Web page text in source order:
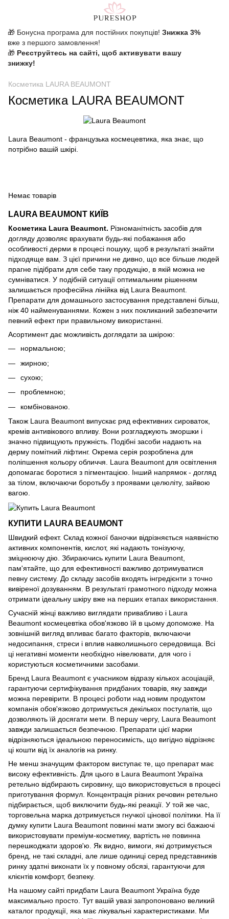
🎁 Бонусна програма для постійних покупців! Знижка 3%
вже з першого замовлення!
🎁 Реєструйтесь на сайті, щоб активувати вашу
знижку!
Косметика LAURA BEAUMONT
Косметика LAURA BEAUMONT
Laura Beaumont - французька космецевтика, яка знає, що
потрібно вашій шкірі.
Немає товарів
LAURA BEAUMONT КИЇВ
Косметика Laura Beaumont. Різноманітність засобів для
догляду дозволяє врахувати будь-які побажання або
особливості дерми в процесі пошуку, щоб в результаті знайти
підходяще вам. З цієї причини не дивно, що все більше людей
прагне підібрати для себе таку продукцію, в якій можна не
сумніватися. У подібній ситуації оптимальним рішенням
залишається професійна лінійка від Laura Beaumont.
Препарати для домашнього застосування представлені більш,
ніж 40 найменуваннями. Кожен з них покликаний забезпечити
певний ефект при правильному використанні.
Асортимент дає можливість доглядати за шкірою:
нормальною;
жирною;
сухою;
проблемною;
комбінованою.
Також Laura Beaumont випускає ряд ефективних сироваток,
кремів антивікового впливу. Вони розгладжують зморшки і
значно підвищують пружність. Подібні засоби надають на
дерму помітний ліфтинг. Окрема серія розроблена для
поліпшення кольору обличчя. Laura Beaumont для освітлення
допомагає боротися з пігментацією. Інший напрямок - догляд
за тілом, включаючи боротьбу з проявами целюліту, зайвою
вагою.
КУПИТИ LAURA BEAUMONT
Швидкий ефект. Склад кожної баночки відрізняється наявністю
активних компонентів, кислот, які надають тонізуючу,
зміцнюючу дію. Збираючись купити Laura Beaumont,
пам'ятайте, що для ефективності важливо дотримуватися
певну систему. До складу засобів входять інгредієнти з точно
вивіреної дозуванням. В результаті грамотного підходу можна
отримати ідеальну шкіру вже на перших етапах використання.
Сучасній жінці важливо виглядати привабливо і Laura
Beaumont космецевтіка обов'язково їй в цьому допоможе. На
зовнішній вигляд впливає багато факторів, включаючи
недосипання, стреси і вплив навколишнього середовища. Всі
ці негативні моменти необхідно нівелювати, для чого і
користуються косметичними засобами.
Бренд Laura Beaumont є учасником відразу кількох асоціацій,
гарантуючи сертифікування придбаних товарів, яку завжди
можна перевірити. В процесі роботи над новим продуктом
компанія обов'язково дотримується декількох постулатів, що
дозволяють їй досягати мети. В першу чергу, Laura Beaumont
завжди залишається безпечною. Препарати цієї марки
відрізняються ідеальною переносимість, що вигідно відрізняє
ці кошти від їх аналогів на ринку.
Не менш значущим фактором виступає те, що препарат має
високу ефективність. Для цього в Laura Beaumont Україна
ретельно відбирають сировину, що використовується в процесі
приготування формул. Концентрація різних речовин ретельно
підбирається, щоб виключити будь-які реакції. У той же час,
торговельна марка дотримується гнучкої цінової політики. На її
думку купити Laura Beaumont повинні мати змогу всі бажаючі
використовувати преміум-косметику, вартість не повинна
перешкоджати здоров'ю. Як видно, вимоги, які дотримується
бренд, не такі складні, але лише одиниці серед представників
ринку здатні виконати їх у повному обсязі, гарантуючи для
клієнтів комфорт, безпеку.
На нашому сайті придбати Laura Beaumont Україна буде
максимально просто. Тут вашій увазі запропоновано великий
каталог продукції, яка має лікувальні характеристиками. Ми